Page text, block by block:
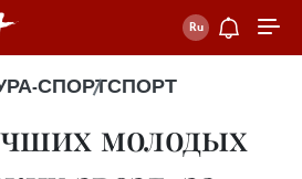
СПОРТСПОРТ
молодых